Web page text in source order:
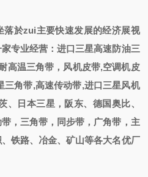
落於zui主要快速发展的经济展视
家专业经营 ：进口三星高速防油三
高温三角带，风机皮带,空调机皮
三角带,高速传动带,进口三星风机
、日本三星，阪东、德国奥比、
，三角带，同步带， 广角带 ，主
铁路、冶金、矿山等各大名优厂